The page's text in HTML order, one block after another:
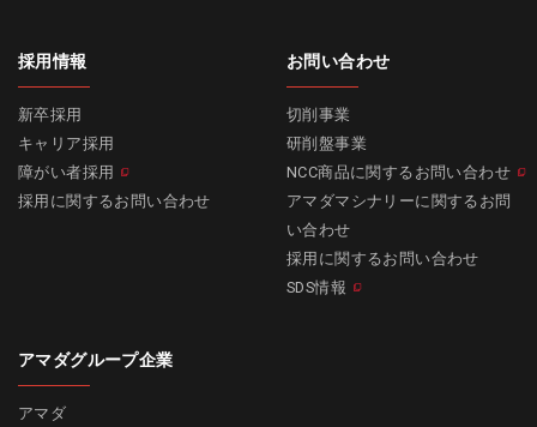
採用情報
新卒採用
キャリア採用
障がい者採用
採用に関するお問い合わせ
お問い合わせ
切削事業
研削盤事業
NCC商品に関するお問い合わせ
アマダマシナリーに関するお問
い合わせ
採用に関するお問い合わせ
SDS情報
アマダグループ企業
アマダ